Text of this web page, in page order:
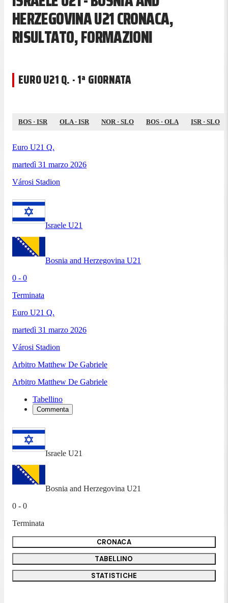
HERZEGOVINA U21 CRONACA,
RISULTATO, FORMAZIONI
EURO U21 Q. · 1ª GIORNATA
BOS · ISR OLA· ISR NOR· SLO BOS · OLA ISR· SLO
Euro U21 Q.
martedì 31 marzo 2026
Városi Stadion
Israele U21
Bosnia and Herzegovina U21
0 - 0
Terminata
Euro U21 Q.
martedì 31 marzo 2026
Városi Stadion
Arbitro Matthew De Gabriele
Arbitro Matthew De Gabriele
Tabellino
Commenta
Israele U21
Bosnia and Herzegovina U21
0 - 0
Terminata
CRONACA
TABELLINO
STATISTICHE